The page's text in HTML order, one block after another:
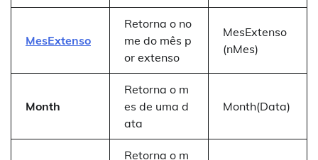
MesExtenso
Retorna o no
me do mês p
or extenso
MesExtenso
(nMes)
Month
Retorna o m
es de uma d
ata
Month(Data)
Retorna o m